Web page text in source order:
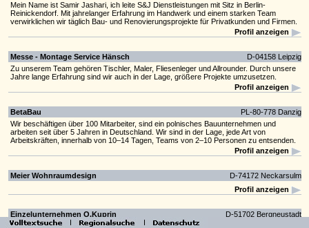
Mein Name ist Samir Jashari, ich leite S&J Dienstleistungen mit Sitz in Berlin-
Reinickendorf. Mit jahrelanger Erfahrung im Handwerk und einem starken Team
verwirklichen wir täglich Bau- und Renovierungsprojekte für Privatkunden und Firmen.
Profil anzeigen
Messe - Montage Service Hänsch
D-04158 Leipzig
Zu unserem Team gehören Tischler, Maler, Fliesenleger und Allrounder. Durch unsere
Jahre lange Erfahrung sind wir auch in der Lage, größere Projekte umzusetzen.
Profil anzeigen
BetaBau
PL-80-778 Danzig
Wir beschäftigen über 100 Mitarbeiter, sind ein polnisches Bauunternehmen und
arbeiten seit über 5 Jahren in Deutschland. Wir sind in der Lage, jede Art von
Arbeitskräften, innerhalb von 10–14 Tagen, Teams von 2–10 Personen zu entsenden.
Profil anzeigen
Meier Wohnraumdesign
D-74172 Neckarsulm
Profil anzeigen
Einzelunternehmen O.Kuprin
D-51702 Bergneustadt
Die Kunst des Innenausbaus